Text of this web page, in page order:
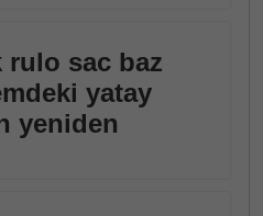
rulo sac baz
yatay
yeniden